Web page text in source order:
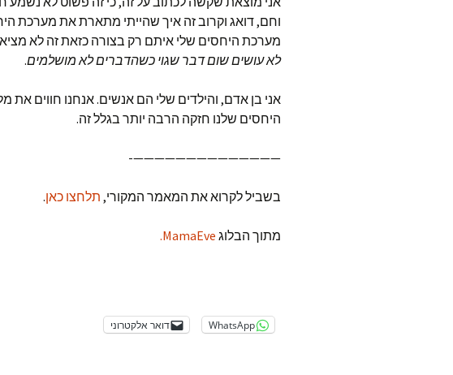
וחם, דואג וקרוב זה איך שהייתי מתארת את מערכת
מערכת היחסים שלי איתם רק בצורה כזאת זה לא
לא עושים שום דבר שגוי כשהדברים לא מושלמים.
אני בן אדם, והילדים שלי הם אנשים. אנחנו חווים את
היחסים שלנו חזקה הרבה יותר בגלל זה.
——————————————-
בשביל לקרוא את המאמר המקורי, תלחצו כאן.
מתוך הבלוג MamaEve.
WhatsApp דואר אלקטרוני